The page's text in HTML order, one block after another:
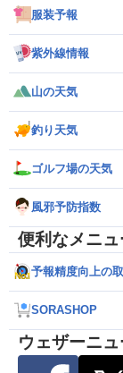
服装予報
紫外線情報
山の天気
釣り天気
ゴルフ場の天気
風邪予防指数
便利なメニュ
予報精度向上の
SORASHOP
ウェザーニ